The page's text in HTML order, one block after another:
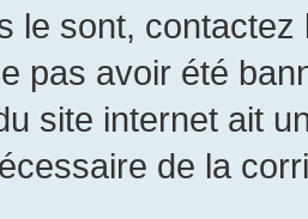
le sont,
pas avoir été
site internet ait
de la